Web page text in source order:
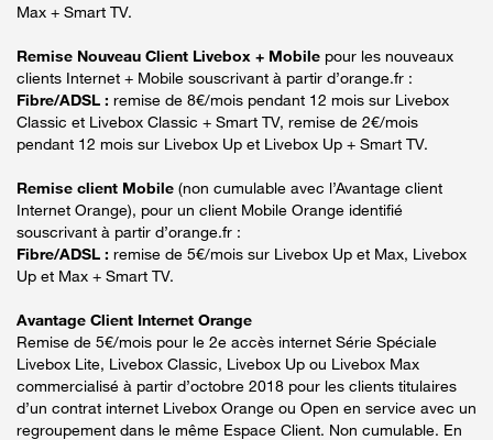
Max + Smart TV.
Remise Nouveau Client Livebox + Mobile pour les nouveaux
clients Internet + Mobile souscrivant à partir d’orange.fr :
Fibre/ADSL : remise de 8€/mois pendant 12 mois sur Livebox
Classic et Livebox Classic + Smart TV, remise de 2€/mois
pendant 12 mois sur Livebox Up et Livebox Up + Smart TV.
Remise client Mobile (non cumulable avec l’Avantage client
Internet Orange), pour un client Mobile Orange identifié
souscrivant à partir d’orange.fr :
Fibre/ADSL : remise de 5€/mois sur Livebox Up et Max, Livebox
Up et Max + Smart TV.
Avantage Client Internet Orange
Remise de 5€/mois pour le 2e accès internet Série Spéciale
Livebox Lite, Livebox Classic, Livebox Up ou Livebox Max
commercialisé à partir d’octobre 2018 pour les clients titulaires
d’un contrat internet Livebox Orange ou Open en service avec un
regroupement dans le même Espace Client. Non cumulable. En